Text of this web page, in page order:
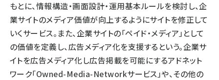
もとに、情報構造・画面設計・運用基本ルールを検討し、企
業サイトのメディア価値が向上するようにサイトを修正して
いくサービス。また、企業サイトの「ペイド・メディア」として
の価値を定義し、広告メディア化を支援するという。企業サ
イトを広告メディア化し広告掲載を可能にするアドネット
ワーク「Owned-Media-Networkサービス」や、その他の